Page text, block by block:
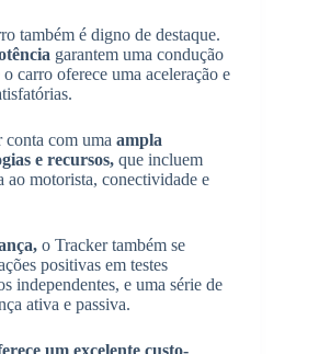
também é digno de destaque.
garantem uma condução
carro oferece uma aceleração e
com uma ampla
e recursos, que incluem
ao motorista, conectividade e
o Tracker também se
positivas em testes
independentes, e uma série de
ativa e passiva.